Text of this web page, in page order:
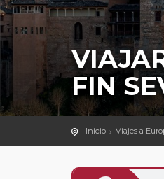
FIN
Inicio Viajes a